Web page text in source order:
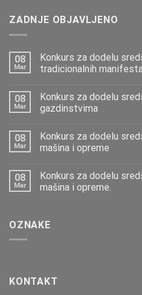
ZADNJE OBJAVLJENO
08
Mar
Konkurs za dodelu
tradicionalnih
08
Mar
Konkurs za dodelu
gazdinstvima
08
Mar
Konkurs za dodelu
mašina i opreme
08
Mar
Konkurs za dodelu
mašina i opreme.
OZNAKE
KONTAKT